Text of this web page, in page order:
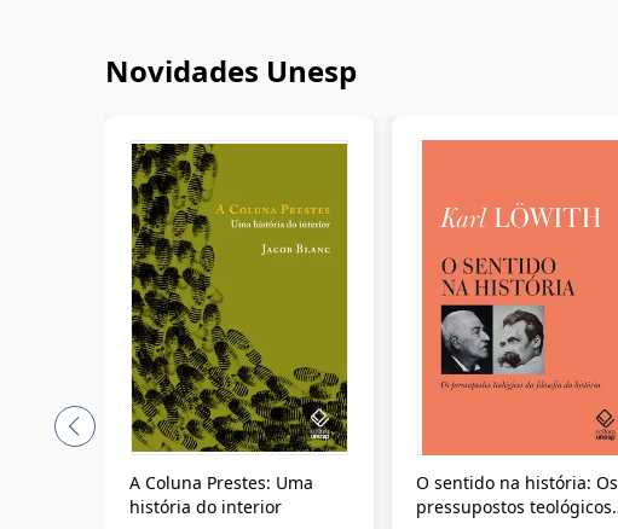
Novidades Unesp
A Coluna Prestes: Uma
história do interior
O sentido na história: Os
pressupostos teológicos